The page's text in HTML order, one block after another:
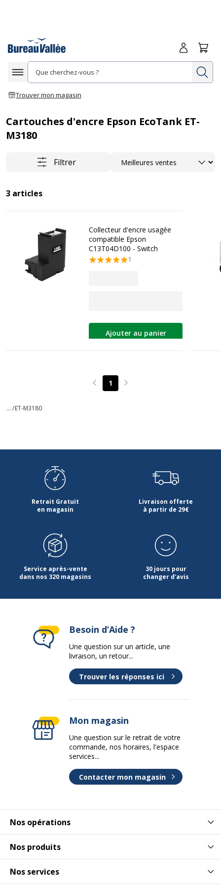
Afficher la navigation
Trouver mon magasin
Me
Cartouches d'encre Epson EcoTank ET-
M3180
Filtrer Trier
3 articles
Collecteur d'encre usagée
compatible Epson
C13T04D100 - Switch
1
Ajouter au panier
Page précédente
1 Page suivante
... /ET-M3180
Retrait Gratuit
en magasin
Livraison offerte
à partir de 29€
Service après-vente
dans nos 320 magasins
30 jours pour
changer d'avis
Nos opérations
Nos produits
Nos services
Besoin d’Aide ?
Une question sur un article, une
livraison, un retour...
Trouver les réponses ici
Mon magasin
Une question sur le retrait de votre
commande, nos horaires, l'espace
services...
Contacter mon magasin